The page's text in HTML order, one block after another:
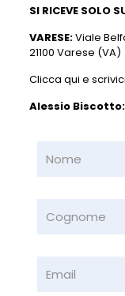
SI RICEVE SOLO
VARESE:Viale
21100 Varese (VA)
Clicca qui e
Alessio Biscotto: